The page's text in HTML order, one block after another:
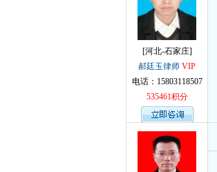
[河北-石家庄]
郝廷玉律师 VIP
电话：15803118507
535461积分